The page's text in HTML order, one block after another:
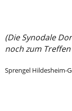
(Die Synodale
noch zum
Sprengel Hildesheim-